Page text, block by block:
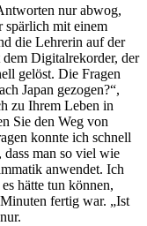
nur abwog,
spärlich mit einem
die Lehrerin auf der
Digitalrekorder, der
gelöst. Die Fragen
Japan gezogen?“,
zu Ihrem Leben in
Sie den Weg von
konnte ich schnell
man so viel wie
anwendet. Ich
hätte tun können,
fertig war. „Ist